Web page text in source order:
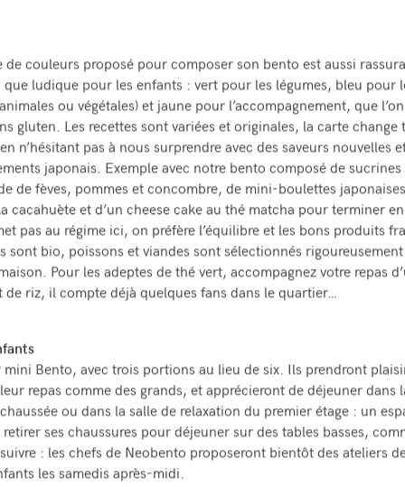
de couleurs proposé pour composer son bento est aussi
que ludique pour les enfants : vert pour les légumes, bleu pour
ou végétales) et jaune pour l’accompagnement, que
gluten. Les recettes sont variées et originales, la carte change
n’hésitant pas à nous surprendre avec des saveurs nouvelles
japonais. Exemple avec notre bento composé de
de fèves, pommes et concombre, de mini-boulettes
cacahuète et d’un cheese cake au thé matcha pour terminer
pas au régime ici, on préfère l’équilibre et les bons produits
sont bio, poissons et viandes sont sélectionnés
Pour les adeptes de thé vert, accompagnez votre repas
de riz, il compte déjà quelques fans dans le quartier…
Bento, avec trois portions au lieu de six. Ils prendront
repas comme des grands, et apprécieront de déjeuner dans
ou dans la salle de relaxation du premier étage : un
ses chaussures pour déjeuner sur des tables basses,
: les chefs de Neobento proposeront bientôt des ateliers
les samedis après-midi.